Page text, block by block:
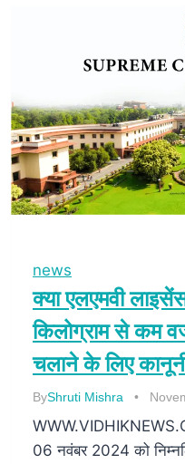
news
क्या एलएमवी
किलोग्राम से कम
चलाने के लिए
ByShruti Mishra
06 नवंबर 2024 को